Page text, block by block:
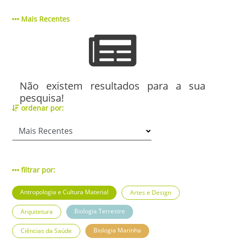
Mais Recentes
Não existem resultados para a sua
pesquisa!
ordenar por:
filtrar por:
Antropologia e Cultura Material Artes e Design
Arquitetura Biologia Terrestre
Ciências da Saúde Biologia Marinha